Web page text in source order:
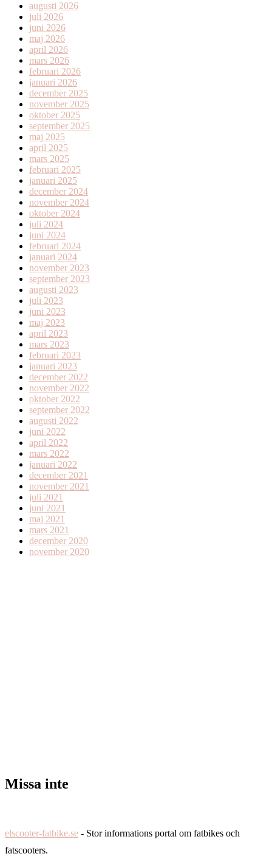
augusti 2026
juli 2026
juni 2026
maj 2026
april 2026
mars 2026
februari 2026
januari 2026
december 2025
november 2025
oktober 2025
september 2025
maj 2025
april 2025
mars 2025
februari 2025
januari 2025
december 2024
november 2024
oktober 2024
juli 2024
juni 2024
februari 2024
januari 2024
november 2023
september 2023
augusti 2023
juli 2023
juni 2023
maj 2023
april 2023
mars 2023
februari 2023
januari 2023
december 2022
november 2022
oktober 2022
september 2022
augusti 2022
juni 2022
april 2022
mars 2022
januari 2022
december 2021
november 2021
juli 2021
juni 2021
maj 2021
mars 2021
december 2020
november 2020
Missa inte
elscooter-fatbike.se - Stor informations portal om fatbikes och
fatscooters.